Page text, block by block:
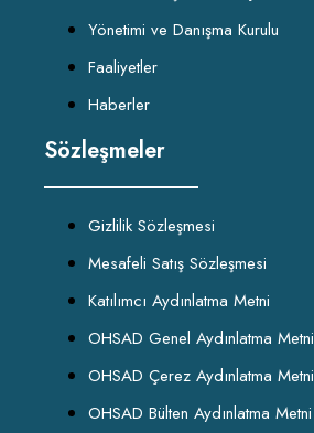
Yönetimi ve Danışma Kurulu
Faaliyetler
Haberler
Sözleşmeler
Gizlilik Sözleşmesi
Mesafeli Satış Sözleşmesi
Katılımcı Aydınlatma Metni
OHSAD Genel Aydınlatma Metni
OHSAD Çerez Aydınlatma Metni
OHSAD Bülten Aydınlatma Metni